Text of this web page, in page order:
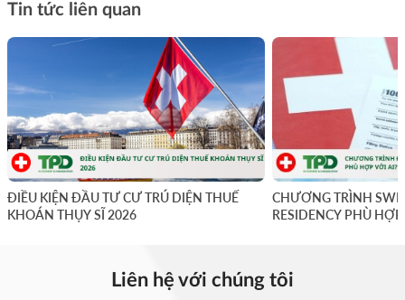
Tin tức liên quan
ĐIỀU KIỆN ĐẦU TƯ CƯ TRÚ DIỆN THUẾ
KHOÁN THỤY SĨ 2026
CHƯƠNG TRÌNH
RESIDENCY PHÙ
Liên hệ với chúng tôi